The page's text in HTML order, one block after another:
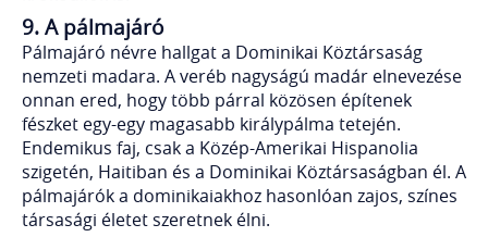
9. A pálmajáró
Pálmajáró névre hallgat a Dominikai Köztársaság
nemzeti madara. A veréb nagyságú madár elnevezése
onnan ered, hogy több párral közösen építenek
fészket egy-egy magasabb királypálma tetején.
Endemikus faj, csak a Közép-Amerikai Hispanolia
szigetén, Haitiban és a Dominikai Köztársaságban él. A
pálmajárók a dominikaiakhoz hasonlóan zajos, színes
társasági életet szeretnek élni.